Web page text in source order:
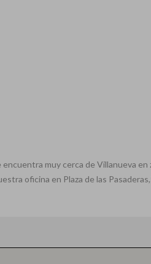
muy cerca de Villanueva en
oficina en Plaza de las